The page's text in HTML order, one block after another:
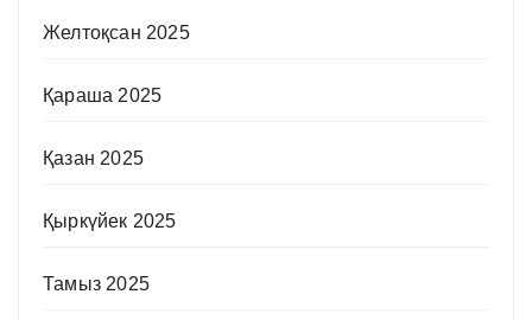
Желтоқсан 2025
Қараша 2025
Қазан 2025
Қыркүйек 2025
Тамыз 2025